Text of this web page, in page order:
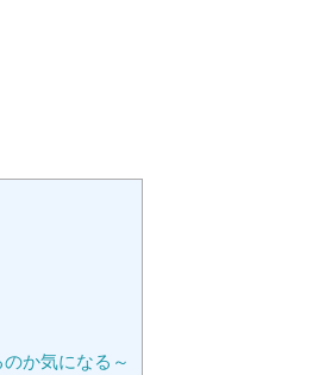
か気になる～